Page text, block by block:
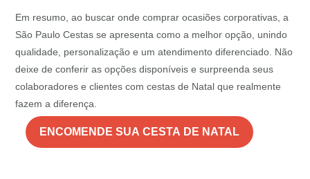
Em resumo, ao buscar onde comprar ocasiões corporativas, a
São Paulo Cestas se apresenta como a melhor opção, unindo
qualidade, personalização e um atendimento diferenciado. Não
deixe de conferir as opções disponíveis e surpreenda seus
colaboradores e clientes com cestas de Natal que realmente
fazem a diferença.
ENCOMENDE SUA CESTA DE NATAL